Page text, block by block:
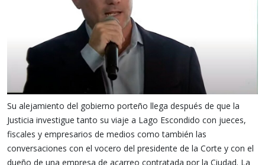
Su alejamiento del gobierno porteño llega después de que la
Justicia investigue tanto su viaje a Lago Escondido con jueces,
fiscales y empresarios de medios como también las
conversaciones con el vocero del presidente de la Corte y con el
dueño de una empresa de acarreo contratada por la Ciudad. La